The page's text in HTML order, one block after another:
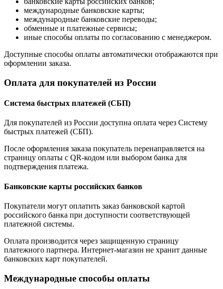
международные банковские карты;
международные банковские переводы;
обменные и платежные сервисы;
иные способы оплаты по согласованию с менеджером.
Доступные способы оплаты автоматически отображаются при
оформлении заказа.
Оплата для покупателей из России
Система быстрых платежей (СБП)
Для покупателей из России доступна оплата через Систему
быстрых платежей (СБП).
После оформления заказа покупатель перенаправляется на
страницу оплаты с QR-кодом или выбором банка для
подтверждения платежа.
Банковские карты российских банков
Покупатели могут оплатить заказ банковской картой
российского банка при доступности соответствующей
платежной системы.
Оплата производится через защищенную страницу
платежного партнера. Интернет-магазин не хранит данные
банковских карт покупателей.
Международные способы оплаты